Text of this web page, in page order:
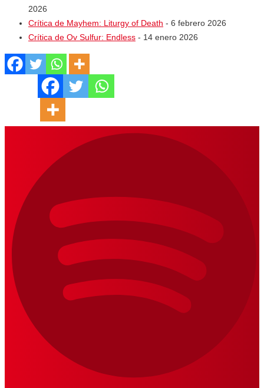
2026
Crítica de Mayhem: Liturgy of Death - 6 febrero 2026
Crítica de Ov Sulfur: Endless - 14 enero 2026